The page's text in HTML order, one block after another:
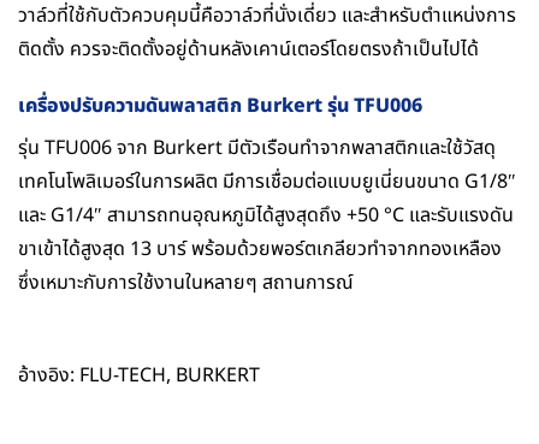
วาล์วที่ใช้กับตัวควบคุมนี้คือวาล์วที่นั่งเดี่ยว และสำหรับตำแหน่งการ
ติดตั้ง ควรจะติดตั้งอยู่ด้านหลังเคาน์เตอร์โดยตรงถ้าเป็นไปได้
เครื่องปรับความดันพลาสติก Burkert รุ่น TFU006
รุ่น TFU006 จาก Burkert มีตัวเรือนทำจากพลาสติกและใช้วัสดุ
เทคโนโพลิเมอร์ในการผลิต มีการเชื่อมต่อแบบยูเนี่ยนขนาด G1/8″
และ G1/4″ สามารถทนอุณหภูมิได้สูงสุดถึง +50 °C และรับแรงดัน
ขาเข้าได้สูงสุด 13 บาร์ พร้อมด้วยพอร์ตเกลียวทำจากทองเหลือง
ซึ่งเหมาะกับการใช้งานในหลายๆ สถานการณ์
อ้างอิง: FLU-TECH, BURKERT